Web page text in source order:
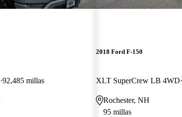
92,485 millas
2018 Ford F-150
XLT SuperCrew LB 4WD
Rochester, NH
95 millas